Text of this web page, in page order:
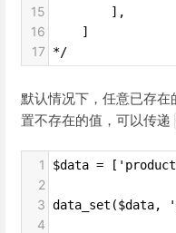
15
        ],
16
    ]
17 */
默认情况下，任意已存
置不存在的值，可以传递
1 $data =
2
3 data_set($data,
4